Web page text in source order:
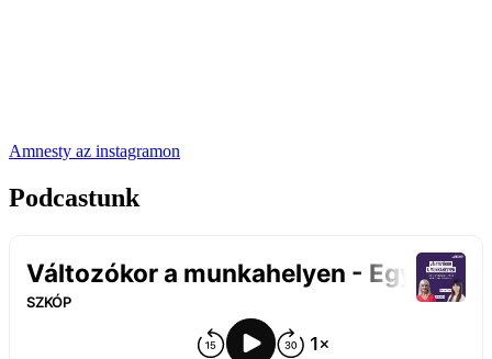
Amnesty az instagramon
Podcastunk